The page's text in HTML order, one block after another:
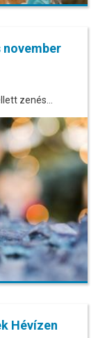
zenés…
Hévízen